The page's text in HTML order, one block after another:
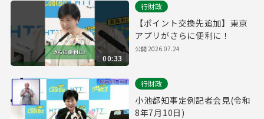
00:33
行財政
【ポイント交換先追加】東京
アプリがさらに便利に！
公開2026.07.24
行財政
小池都知事定例記者会見(令和
8年7月10日)